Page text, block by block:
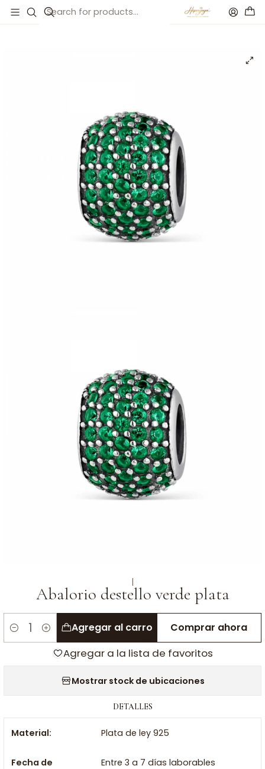
Inicio Catálogo Abalorio destello verde plata
|
Abalorio destello verde plata
Cantidad
Agregar al carro Comprar ahora
Agregar a la lista de favoritos
Mostrar stock de ubicaciones
DETALLES
Material: Plata de ley 925
Fecha de
Entre 3 a 7 días laborables